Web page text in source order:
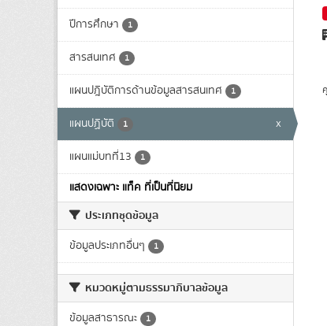
ปีการศึกษา 1
สารสนเทศ 1
แผนปฎิบัติการด้านข้อมูลสารสนเทศ 1
แผนปฏิบัติ 1 x
แผนแม่บทที่13 1
แสดงเฉพาะ แท็ค ที่เป็นที่นิยม
ประเภทชุดข้อมูล
ข้อมูลประเภทอื่นๆ 1
หมวดหมู่ตามธรรมาภิบาลข้อมูล
ข้อมูลสาธารณะ 1